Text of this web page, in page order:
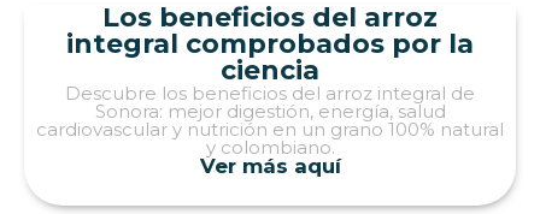
Los beneficios del arroz
integral comprobados por la
ciencia
Descubre los beneficios del arroz integral de
Sonora: mejor digestión, energía, salud
cardiovascular y nutrición en un grano 100% natural
y colombiano.
Ver más aquí